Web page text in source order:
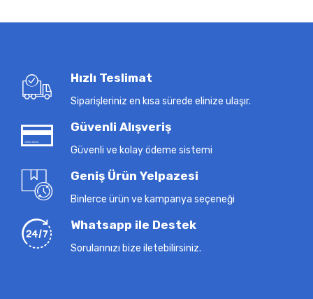
Hızlı Teslimat
Siparişleriniz en kısa sürede elinize ulaşır.
Güvenli Alışveriş
Güvenli ve kolay ödeme sistemi
Geniş Ürün Yelpazesi
Binlerce ürün ve kampanya seçeneği
Whatsapp ile Destek
Sorularınızı bize iletebilirsiniz.